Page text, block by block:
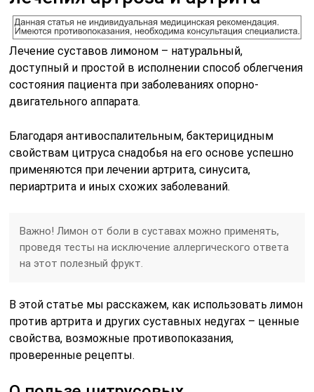
Лечение суставов лимоном – натуральный,
доступный и простой в исполнении способ облегчения
состояния пациента при заболеваниях опорно-
двигательного аппарата.
Благодаря антивоспалительным, бактерицидным
свойствам цитруса снадобья на его основе успешно
применяются при лечении артрита, синусита,
периартрита и иных схожих заболеваний.
Важно! Лимон от боли в суставах можно применять,
проведя тесты на исключение аллергического ответа
на этот полезный фрукт.
В этой статье мы расскажем, как использовать лимон
против артрита и других суставных недугах – ценные
свойства, возможные противопоказания,
проверенные рецепты.